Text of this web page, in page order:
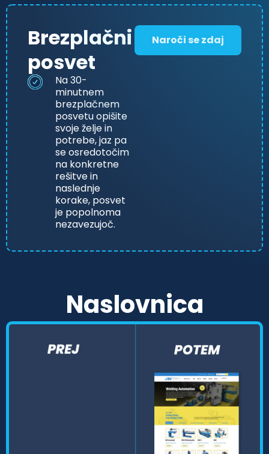
Brezplačni
posvet
Na 30-
minutnem
brezplačnem
posvetu opišite
svoje želje in
potrebe, jaz pa
se osredotočim
na konkretne
rešitve in
naslednje
korake, posvet
je popolnoma
nezavezujoč.
Naroči se zdaj
Naslovnica